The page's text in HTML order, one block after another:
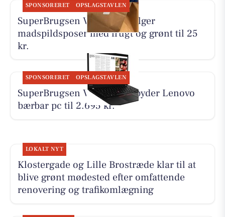
SPONSORERET OPSLAGSTAVLEN
SuperBrugsen Vamdrup sælger
madspildsposer med frugt og grønt til 25
kr.
SPONSORERET OPSLAGSTAVLEN
SuperBrugsen Vamdrup tilbyder Lenovo
bærbar pc til 2.695 kr.
LOKALT NYT
Klostergade og Lille Brostræde klar til at
blive grønt mødested efter omfattende
renovering og trafikomlægning